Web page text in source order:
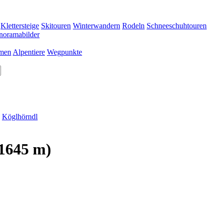
Klettersteige Skitouren Winterwandern Rodeln Schneeschuhtouren
Alpentiere Wegpunkte
Köglhörndl
m)